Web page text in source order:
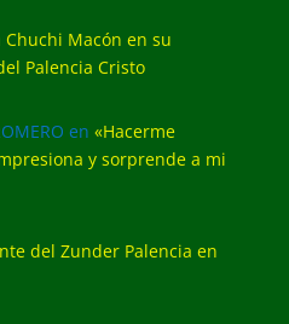
Macón en su
Palencia Cristo
en «Hacerme
y sorprende a mi
del Zunder Palencia en